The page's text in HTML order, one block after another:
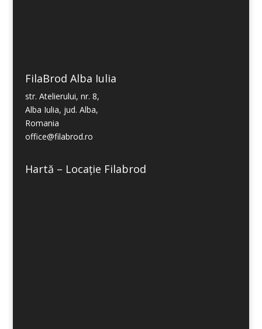
FilaBrod Alba Iulia
str. Atelierului, nr. 8,
Alba Iulia, jud. Alba,
Romania
office@filabrod.ro
Hartă – Locație Filabrod